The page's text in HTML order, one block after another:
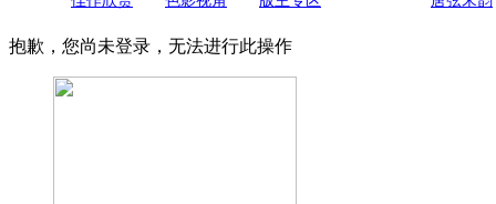
抱歉，您尚未登录，无法进行此操作